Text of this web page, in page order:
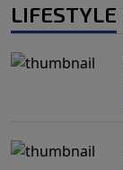
LIFESTYLE